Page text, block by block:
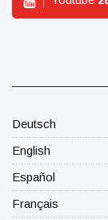
Deutsch
English
Español
Français